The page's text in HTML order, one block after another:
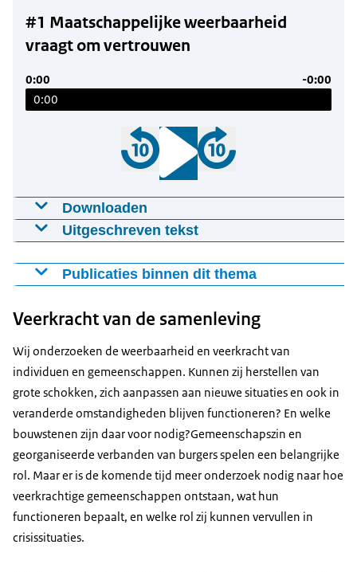
#1 Maatschappelijke weerbaarheid
vraagt om vertrouwen
0:00
0:00
-0:00
Downloaden
#1 Maatschappelijke weerbaarheid vraagt
om vertrouwen
15-01-202631:26mp343.1 MB
Uitgeschreven tekst
Ja als je wilt dat mensen zich gaan inzetten voor
vertrouwen van burgers in de politiek heel
belangrijk en wat je ziet is dat met dat lage
vertrouwen ook het onderschrijven van
belangrijke principes van die rechtsstaat toch een
beetje onder druk komt te staan.
Anic van Damme
Welkom bij De Staat van Ons, de maandelijkse
podcast van het Sociaal en Cultureel Planbureau.
Mijn naam is Anic van Damme en in deze serie
onderzoeken we hoe Nederland ervoor staat.En
dat doen we door te kijken naar de mensen achter
Publicaties binnen dit thema
Jong en veerkrachtig
Naar een toekomst die jongeren toekomt
Wat ons verbindt - Bouwstenen van een
veerkrachtige samenleving
Digitaal vervlochten, maar ook verbonden?
2024
Solidariteit in Nederland op het gebied van wonen
Samenleven in de toekomst
Samen verschillend
Kennisnotitie Jongeren leren omgaan met diversiteit
Veerkracht van de samenleving
Wij onderzoeken de weerbaarheid en veerkracht van
individuen en gemeenschappen. Kunnen zij herstellen van
grote schokken, zich aanpassen aan nieuwe situaties en ook in
veranderde omstandigheden blijven functioneren? En welke
bouwstenen zijn daar voor nodig?Gemeenschapszin en
georganiseerde verbanden van burgers spelen een belangrijke
rol. Maar er is de komende tijd meer onderzoek nodig naar hoe
veerkrachtige gemeenschappen ontstaan, wat hun
functioneren bepaalt, en welke rol zij kunnen vervullen in
crisissituaties.